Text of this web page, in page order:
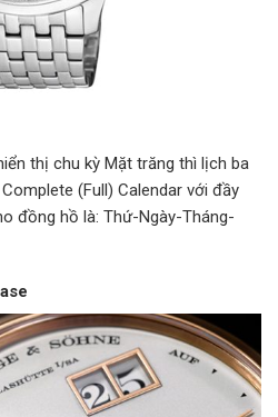
thị chu kỳ Mặt trăng thì lịch ba
(Full) Calendar với đầy
đồng hồ là: Thứ-Ngày-Tháng-